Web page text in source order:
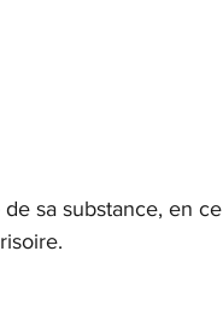
de sa substance, en ce